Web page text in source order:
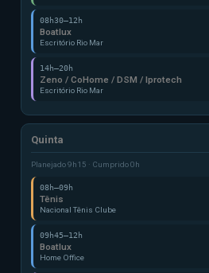
08h30–12h
Boatlux
Escritório Rio Mar
14h–20h
Zeno / CoHome / DSM / Iprotech
Escritório Rio Mar
Quinta
Planejado 9h15 · Cumprido 0h
08h–09h
Tênis
Nacional Tênis Clube
09h45–12h
Boatlux
Home Office